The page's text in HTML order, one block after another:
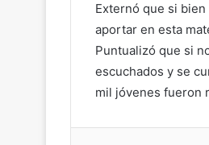
Externó que si
aportar en esta
Puntualizó que si
escuchados y se
mil jóvenes fueron